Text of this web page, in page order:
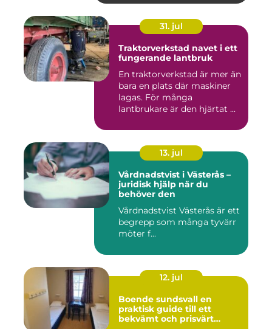
31. jul
Traktorverkstad navet i ett
fungerande lantbruk
En traktorverkstad är mer än
bara en plats där maskiner
lagas. För många
lantbrukare är den hjärtat ...
13. jul
Vårdnadstvist i Västerås –
juridisk hjälp när du
behöver den
Vårdnadstvist Västerås är ett
begrepp som många tyvärr
möter f...
12. jul
Boende sundsvall en
praktisk guide till ett
bekvämt och prisvärt